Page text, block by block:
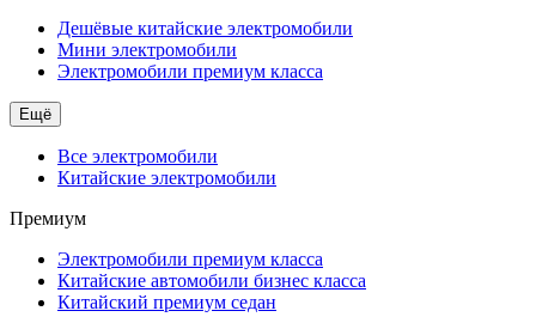
Дешёвые китайские электромобили
Мини электромобили
Электромобили премиум класса
Ещё
Все электромобили
Китайские электромобили
Премиум
Электромобили премиум класса
Китайские автомобили бизнес класса
Китайский премиум седан